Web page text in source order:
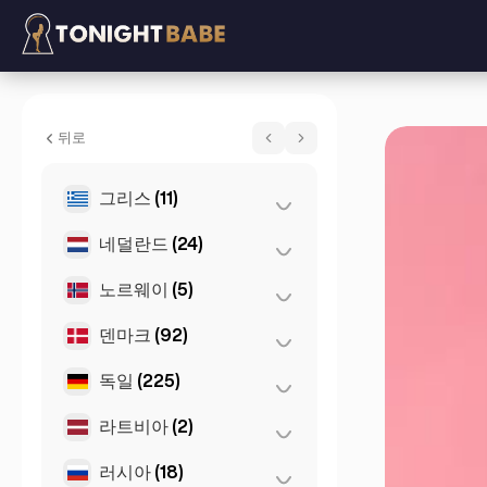
뒤로
그리스 (11)
아테네 (4)
테살로니키
Patras
네덜란드 (24)
로테르담 (3)
암스테르담
헤이그
노르웨이 (5)
오슬로 (5)
덴마크 (92)
코펜하겐 (92)
독일 (225)
뒤셀도르프 (22)
뮌헨
라트비아 (2)
리가 (2)
러시아 (18)